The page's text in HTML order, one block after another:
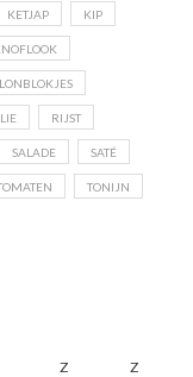
KETJAP KIP
RIJST
SALADE SATÉ
TONIJN
Z Z